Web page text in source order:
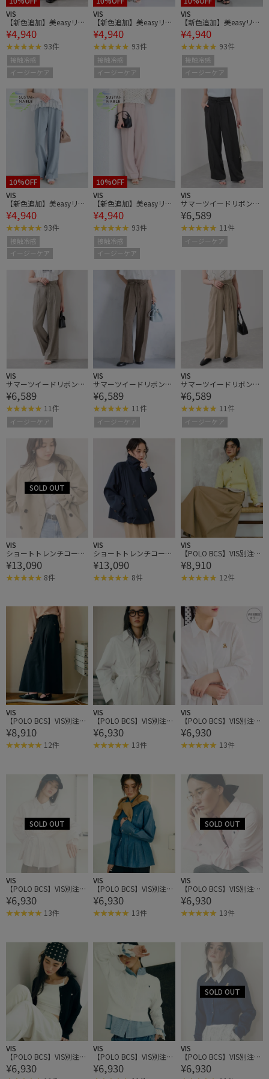
VIS
【新色追加】美easyリネ
ンライクワイドパンツ/
イージーケア・接触冷
感・セットアップ対応
¥4,940
93件
接触冷感
イージーケア
VIS
【新色追加】美easyリネ
ンライクワイドパンツ/
イージーケア・接触冷
感・セットアップ対応
¥4,940
93件
接触冷感
イージーケア
VIS
【新色追加】美easyリネ
ンライクワイドパンツ/
イージーケア・接触冷
感・セットアップ対応
¥4,940
93件
接触冷感
イージーケア
10%OFF
VIS
【新色追加】美easyリネ
ンライクワイドパンツ/
イージーケア・接触冷
感・セットアップ対応
¥4,940
93件
接触冷感
イージーケア
10%OFF
VIS
【新色追加】美easyリネ
ンライクワイドパンツ/
イージーケア・接触冷
感・セットアップ対応
¥4,940
93件
接触冷感
イージーケア
VIS
サマーツイードリボンベ
ルトパンツ/UVケア・イ
ージーケア
¥6,589
11件
イージーケア
VIS
サマーツイードリボンベ
ルトパンツ/UVケア・イ
ージーケア
¥6,589
11件
イージーケア
VIS
サマーツイードリボンベ
ルトパンツ/UVケア・イ
ージーケア
¥6,589
11件
イージーケア
VIS
サマーツイードリボンベ
ルトパンツ/UVケア・イ
ージーケア
¥6,589
11件
イージーケア
VIS
ショートトレンチコー
ト/UVケア・撥水・花粉
ガード
¥13,090
8件
VIS
ショートトレンチコー
ト/UVケア・撥水・花粉
ガード
¥13,090
8件
VIS
【POLO BCS】VIS別注タ
ックフレアスカート
¥8,910
12件
VIS
【POLO BCS】VIS別注タ
ックフレアスカート
¥8,910
12件
VIS
【POLO BCS】VIS別注ベ
ルト付きウエストタック
シャツブラウス
¥6,930
13件
VIS
【POLO BCS】VIS別注ベ
ルト付きウエストタック
シャツブラウス
¥6,930
13件
VIS
【POLO BCS】VIS別注ベ
ルト付きウエストタック
シャツブラウス
¥6,930
13件
VIS
【POLO BCS】VIS別注ベ
ルト付きウエストタック
シャツブラウス
¥6,930
13件
VIS
【POLO BCS】VIS別注ベ
ルト付きウエストタック
シャツブラウス
¥6,930
13件
VIS
【POLO BCS】VIS別注ミ
ニケーブルノーカラーカ
ーディガン
¥6,930
VIS
【POLO BCS】VIS別注ミ
ニケーブルノーカラーカ
ーディガン
¥6,930
VIS
【POLO BCS】VIS別注ミ
ニケーブルノーカラーカ
ーディガン
¥6,930